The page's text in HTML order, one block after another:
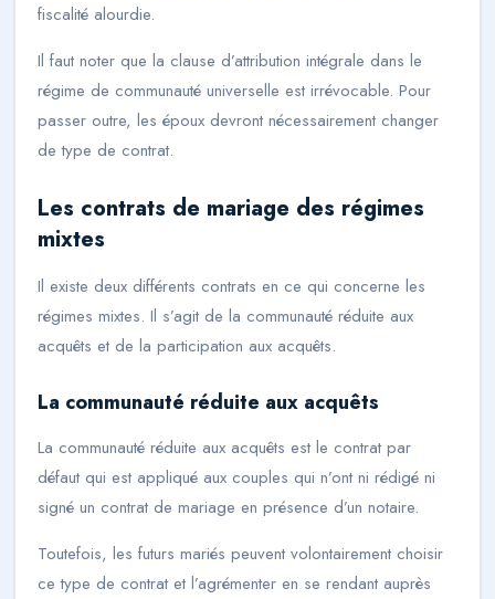
fiscalité alourdie.
Il faut noter que la clause d’attribution intégrale dans le
régime de communauté universelle est irrévocable. Pour
passer outre, les époux devront nécessairement changer
de type de contrat.
Les contrats de mariage des régimes
mixtes
Il existe deux différents contrats en ce qui concerne les
régimes mixtes. Il s’agit de la communauté réduite aux
acquêts et de la participation aux acquêts.
La communauté réduite aux acquêts
La communauté réduite aux acquêts est le contrat par
défaut qui est appliqué aux couples qui n’ont ni rédigé ni
signé un contrat de mariage en présence d’un notaire.
Toutefois, les futurs mariés peuvent volontairement choisir
ce type de contrat et l’agrémenter en se rendant auprès